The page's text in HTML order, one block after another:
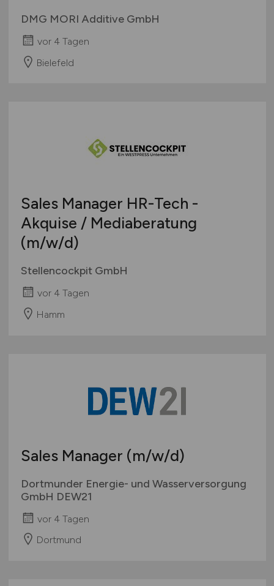
DMG MORI Additive GmbH
vor 4 Tagen
Bielefeld
Sales Manager HR-Tech -
Akquise / Mediaberatung
(m/w/d)
Stellencockpit GmbH
vor 4 Tagen
Hamm
Sales Manager (m/w/d)
Dortmunder Energie- und Wasserversorgung
GmbH DEW21
vor 4 Tagen
Dortmund